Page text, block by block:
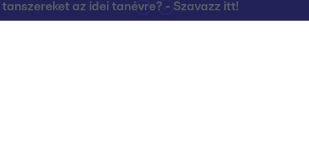
az idei tanévre? - Szavazz itt!